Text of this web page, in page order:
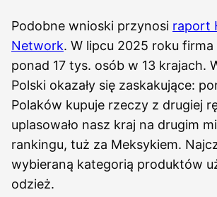
Podobne wnioski przynosi raport
Network. W lipcu 2025 roku firma
ponad 17 tys. osób w 13 krajach.
Polski okazały się zaskakujące:
Polaków kupuje rzeczy z drugiej
uplasowało nasz kraj na drugim
rankingu, tuż za Meksykiem.
wybieraną kategorią produktów
odzież.